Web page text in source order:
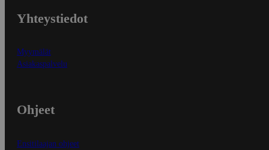
Yhteystiedot
Myymälät
Asiakaspalvelu
Ohjeet
Ensitilaajan ohjeet